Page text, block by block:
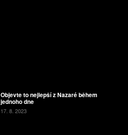
Objevte to nejlepší z Nazaré během
jednoho dne
17. 8. 2023